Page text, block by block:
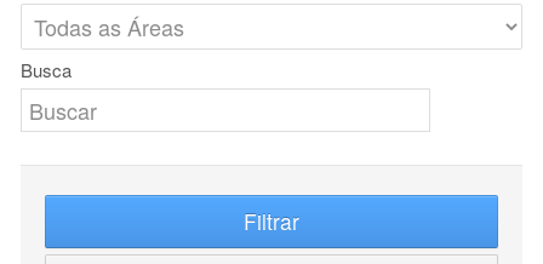
Busca
Filtrar